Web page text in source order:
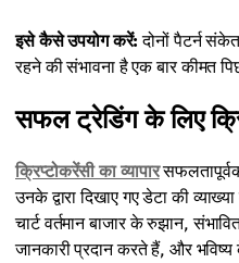
इसे कैसे उपयोग करें: दोनों पैटर्न
रहने की संभावना है एक बार कीमत
सफल ट्रेडिंग के लिए
क्रिप्टोकरेंसी का व्यापार
उनके द्वारा दिखाए गए डेटा की
चार्ट वर्तमान बाजार के रुझान,
जानकारी प्रदान करते हैं, और